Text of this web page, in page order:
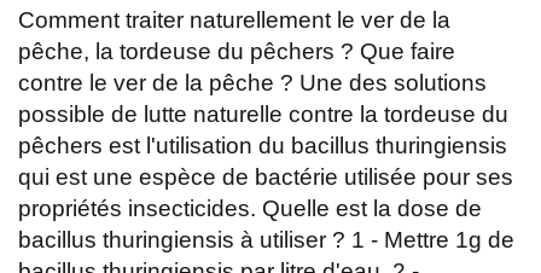
Comment traiter naturellement le ver de la
pêche, la tordeuse du pêchers ? Que faire
contre le ver de la pêche ? Une des solutions
possible de lutte naturelle contre la tordeuse du
pêchers est l'utilisation du bacillus thuringiensis
qui est une espèce de bactérie utilisée pour ses
propriétés insecticides. Quelle est la dose de
bacillus thuringiensis à utiliser ? 1 - Mettre 1g de